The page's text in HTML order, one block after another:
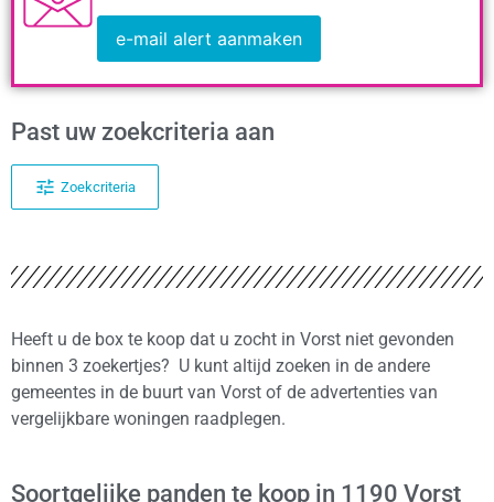
e-mail alert aanmaken
Past uw zoekcriteria aan
Zoekcriteria
Heeft u de box te koop dat u zocht in Vorst niet gevonden
binnen 3 zoekertjes? U kunt altijd zoeken in de andere
gemeentes in de buurt van Vorst of de advertenties van
vergelijkbare woningen raadplegen.
Soortgelijke panden te koop in 1190 Vorst